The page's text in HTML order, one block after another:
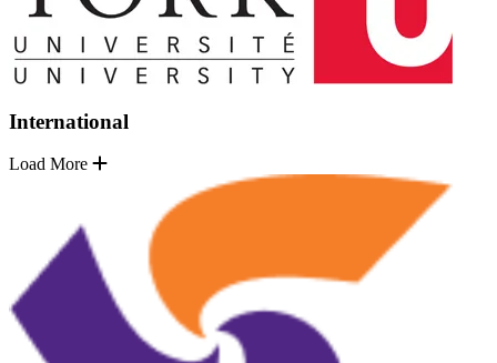
International
Load More